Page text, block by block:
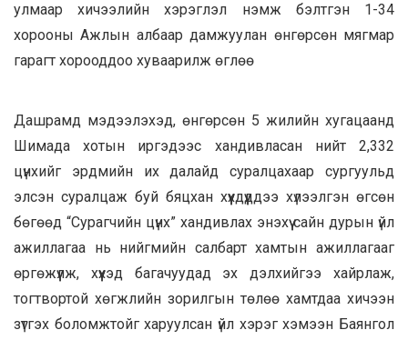
улмаар хичээлийн хэрэглэл нэмж бэлтгэн 1-34
хорооны Ажлын албаар дамжуулан өнгөрсөн мягмар
гарагт хорооддоо хуваарилж өглөө
Дашрамд мэдээлэхэд, өнгөрсөн 5 жилийн хугацаанд
Шимада хотын иргэдээс хандивласан нийт 2,332
цүнхийг эрдмийн их далайд суралцахаар сургуульд
элсэн суралцаж буй бяцхан хүүхдүүддээ хүлээлгэн өгсөн
бөгөөд “Сурагчийн цүнх” хандивлах энэхүү сайн дурын үйл
ажиллагаа нь нийгмийн салбарт хамтын ажиллагааг
өргөжүүлж, хүүхэд багачуудад эх дэлхийгээ хайрлаж,
тогтвортой хөгжлийн зорилгын төлөө хамтдаа хичээн
зүтгэх боломжтойг харуулсан үйл хэрэг хэмээн Баянгол